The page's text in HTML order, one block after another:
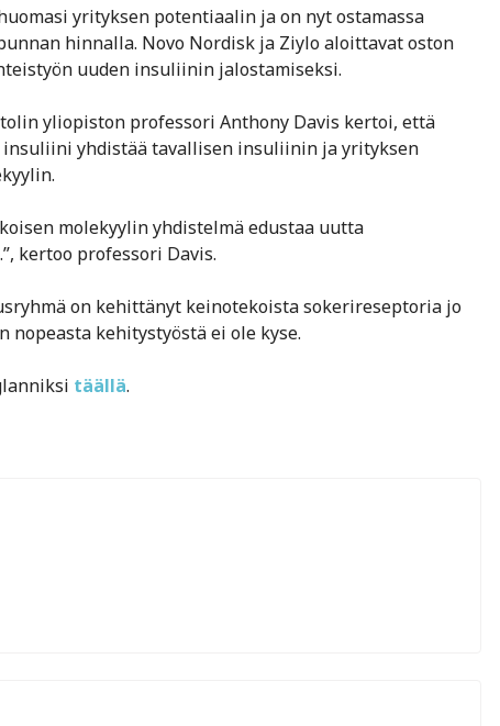
yrityksen potentiaalin ja on nyt ostamassa
hinnalla. Novo Nordisk ja Ziylo aloittavat oston
uuden insuliinin jalostamiseksi.
yliopiston professori Anthony Davis kertoi, että
insuliini yhdistää tavallisen insuliinin ja yrityksen
molekyylin yhdistelmä edustaa uutta
kertoo professori Davis.
on kehittänyt keinotekoista sokerireseptoria jo
nopeasta kehitystyöstä ei ole kyse.
täällä.